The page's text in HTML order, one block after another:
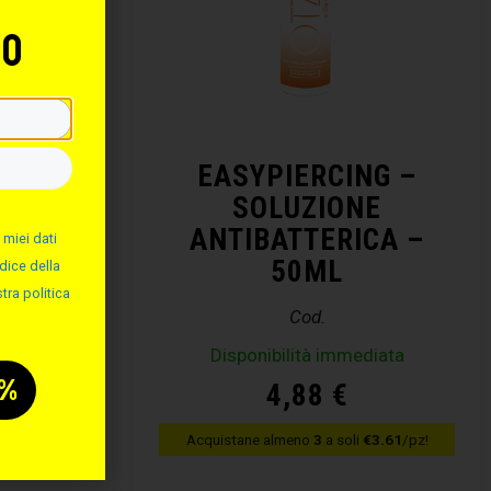
–
EASYPIERCING –
SOLUZIONE
ANTIBATTERICA –
50ML
Cod.
Disponibilità immediata
4,88 €
Acquistane almeno 3 a soli €3.61/pz!
dati
della
politica